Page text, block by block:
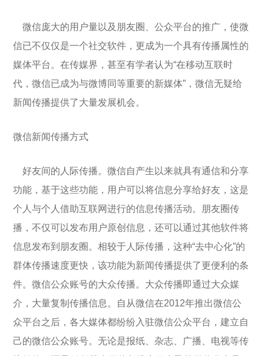
微信庞大的用户量以及朋友圈、公众平台的推广，使微
信已不仅仅是一个社交软件，更成为一个具有传播属性的
媒体平台。在传媒界，甚至有学者认为“在移动互联时
代，微信已成为与微博同等重要的新媒体”，微信无疑给
新闻传播提供了大量发展机会。
微信新闻传播方式
好友间的人际传播。微信自产生以来就具有通信和分享
功能，基于这些功能，用户可以将信息分享给好友，这是
个人与个人借助互联网进行的信息传播活动。朋友圈传
播，不仅可以发布用户原创信息，还可以通过其他软件将
信息发布到朋友圈。相较于人际传播，这种“去中心化”的
群体传播速度更快，该功能为新闻传播提供了更便利的条
件。微信公众账号的大众传播。大众传播即通过大众媒
介，大量复制传播信息。自从微信在2012年推出微信公
众平台之后，各大媒体都纷纷入驻微信公众平台，建立自
己的微信公众账号。无论是报纸、杂志、广播、电视等传